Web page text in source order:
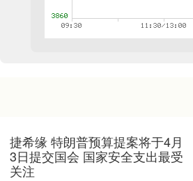
捷希缘 特朗普预算提案将于4月
3日提交国会 国家安全支出最受
关注